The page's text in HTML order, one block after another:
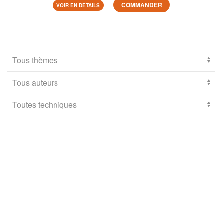
VOIR EN DETAILS COMMANDER